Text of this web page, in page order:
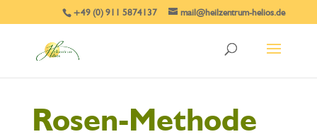
+49 (0) 911 5874137 mail@heilzentrum-helios.de
Rosen-Methode